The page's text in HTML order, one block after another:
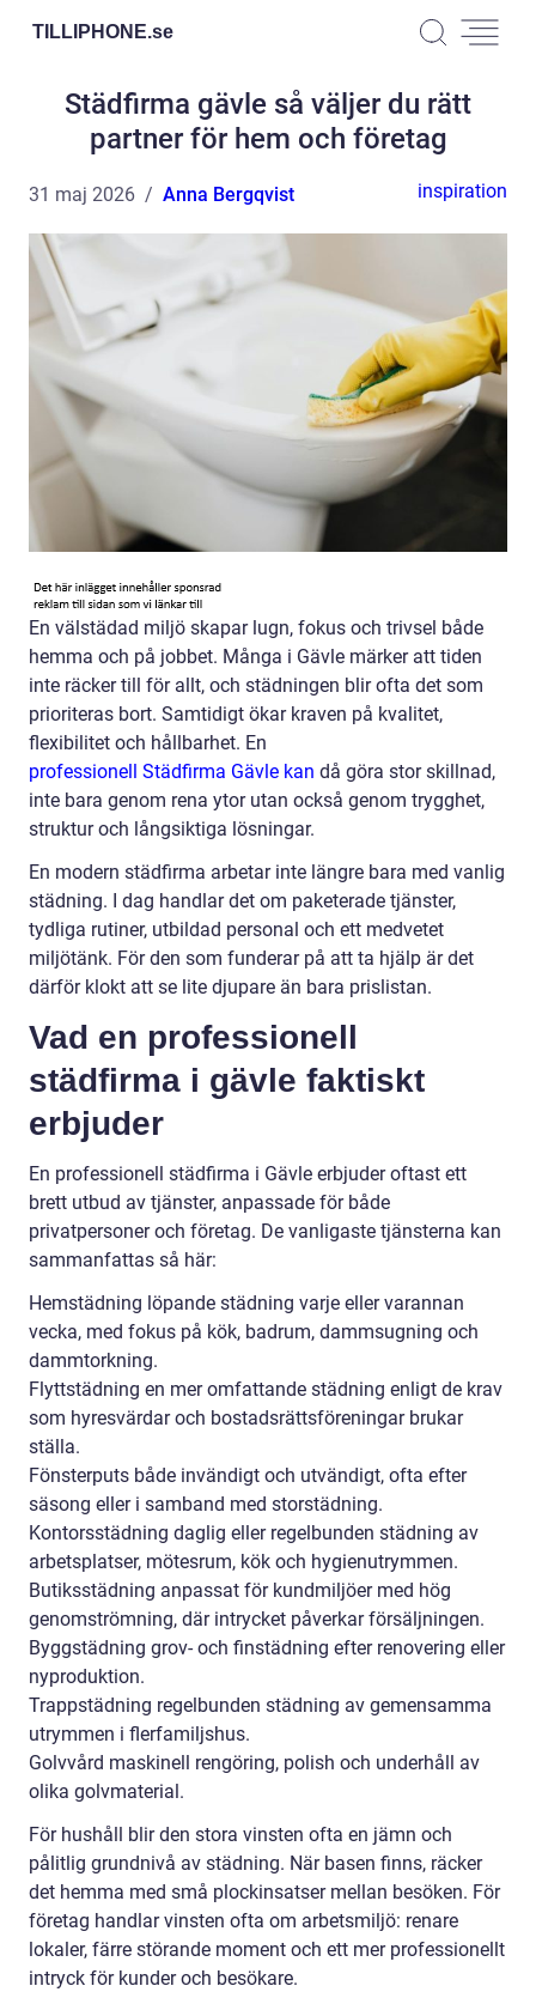
TILLIPHONE.se
Städfirma gävle så väljer du rätt
partner för hem och företag
31 maj 2026 Anna Bergqvist inspiration
En välstädad miljö skapar lugn, fokus och trivsel både
hemma och på jobbet. Många i Gävle märker att tiden
inte räcker till för allt, och städningen blir ofta det som
prioriteras bort. Samtidigt ökar kraven på kvalitet,
flexibilitet och hållbarhet. En
professionell Städfirma Gävle kan då göra stor skillnad,
inte bara genom rena ytor utan också genom trygghet,
struktur och långsiktiga lösningar.
En modern städfirma arbetar inte längre bara med vanlig
städning. I dag handlar det om paketerade tjänster,
tydliga rutiner, utbildad personal och ett medvetet
miljötänk. För den som funderar på att ta hjälp är det
därför klokt att se lite djupare än bara prislistan.
Vad en professionell
städfirma i gävle faktiskt
erbjuder
En professionell städfirma i Gävle erbjuder oftast ett
brett utbud av tjänster, anpassade för både
privatpersoner och företag. De vanligaste tjänsterna kan
sammanfattas så här:
Hemstädning löpande städning varje eller varannan
vecka, med fokus på kök, badrum, dammsugning och
dammtorkning.
Flyttstädning en mer omfattande städning enligt de krav
som hyresvärdar och bostadsrättsföreningar brukar
ställa.
Fönsterputs både invändigt och utvändigt, ofta efter
säsong eller i samband med storstädning.
Kontorsstädning daglig eller regelbunden städning av
arbetsplatser, mötesrum, kök och hygienutrymmen.
Butiksstädning anpassat för kundmiljöer med hög
genomströmning, där intrycket påverkar försäljningen.
Byggstädning grov- och finstädning efter renovering eller
nyproduktion.
Trappstädning regelbunden städning av gemensamma
utrymmen i flerfamiljshus.
Golvvård maskinell rengöring, polish och underhåll av
olika golvmaterial.
För hushåll blir den stora vinsten ofta en jämn och
pålitlig grundnivå av städning. När basen finns, räcker
det hemma med små plockinsatser mellan besöken. För
företag handlar vinsten ofta om arbetsmiljö: renare
lokaler, färre störande moment och ett mer professionellt
intryck för kunder och besökare.